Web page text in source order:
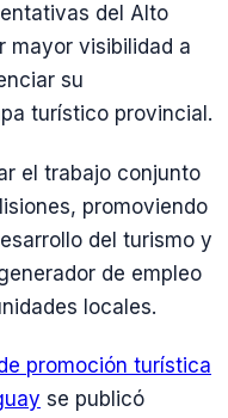
del Alto
mayor visibilidad a
su
turístico provincial.
el trabajo conjunto
promoviendo
del turismo y
de empleo
locales.
promoción turística
se publicó